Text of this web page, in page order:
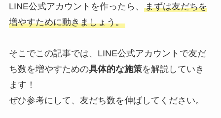
LINE公式アカウントを作ったら、 まずは友だちを
増やすために動きましょう。
そこでこの記事では、LINE公式アカウントで友だ
ち数を増やすための具体的な施策を解説していき
ます！
ぜひ参考にして、友だち数を伸ばしてください。